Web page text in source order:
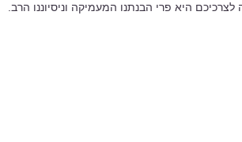
היא פרי הבנתנו המעמיקה וניסיוננו הרב.